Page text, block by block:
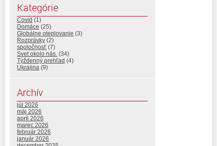
Kategórie
Covid (1)
Domáce (25)
Globálne oteplovanie (3)
Rozprávky (2)
spoločnosť (7)
Svet okolo nás. (34)
Týždenný prehľad (4)
Ukrajina (9)
Archív
júl 2026
máj 2026
apríl 2026
marec 2026
február 2026
január 2026